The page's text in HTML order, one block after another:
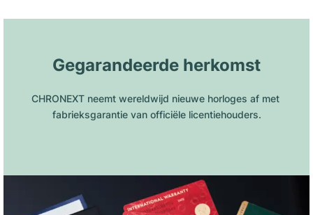
Gegarandeerde herkomst
CHRONEXT neemt wereldwijd nieuwe horloges af met
fabrieksgarantie van officiële licentiehouders.